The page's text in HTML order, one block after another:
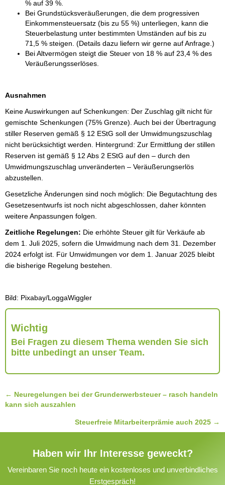
% auf 39 %.
Bei Grundstücksveräußerungen, die dem progressiven
Einkommensteuersatz (bis zu 55 %) unterliegen, kann die
Steuerbelastung unter bestimmten Umständen auf bis zu
71,5 % steigen. (Details dazu liefern wir gerne auf Anfrage.)
Bei Altvermögen steigt die Steuer von 18 % auf 23,4 % des
Veräußerungsserlöses.
Ausnahmen
Keine Auswirkungen auf Schenkungen: Der Zuschlag gilt nicht für
gemischte Schenkungen (75% Grenze). Auch bei der Übertragung
stiller Reserven gemäß § 12 EStG soll der Umwidmungszuschlag
nicht berücksichtigt werden. Hintergrund: Zur Ermittlung der stillen
Reserven ist gemäß § 12 Abs 2 EStG auf den – durch den
Umwidmungszuschlag unveränderten – Veräußerungserlös
abzustellen.
Gesetzliche Änderungen sind noch möglich: Die Begutachtung des
Gesetzesentwurfs ist noch nicht abgeschlossen, daher könnten
weitere Anpassungen folgen.
Zeitliche Regelungen: Die erhöhte Steuer gilt für Verkäufe ab
dem 1. Juli 2025, sofern die Umwidmung nach dem 31. Dezember
2024 erfolgt ist. Für Umwidmungen vor dem 1. Januar 2025 bleibt
die bisherige Regelung bestehen.
Bild: Pixabay/LoggaWiggler
Wichtig
Bei Fragen zu diesem Thema wenden Sie sich
bitte unbedingt an unser Team.
Posts
navigation
← Neuregelungen bei der Grunderwerbsteuer – rasch handeln
kann sich auszahlen
Steuerfreie Mitarbeiterprämie auch 2025 →
Haben wir Ihr Interesse geweckt?
Vereinbaren Sie noch heute ein kostenloses und unverbindliches
Erstgespräch!